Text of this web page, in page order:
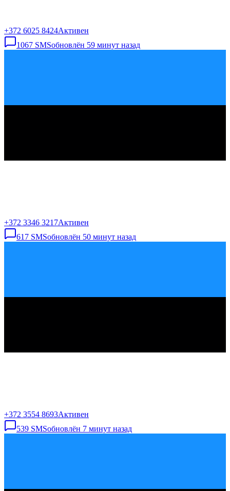
+372 6025 8424Активен
1067 SMSобновлён 59 минут назад
+372 3346 3217Активен
617 SMSобновлён 50 минут назад
+372 3554 8693Активен
539 SMSобновлён 7 минут назад